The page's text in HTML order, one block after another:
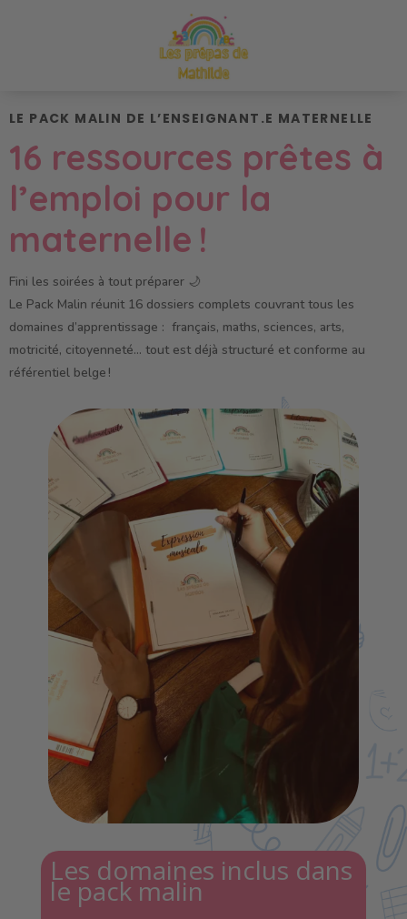
LE PACK MALIN DE L’ENSEIGNANT.E MATERNELLE
16 ressources prêtes à
l’emploi pour la
maternelle !
Fini les soirées à tout préparer 🌙
Le Pack Malin réunit 16 dossiers complets couvrant tous les
domaines d’apprentissage : français, maths, sciences, arts,
motricité, citoyenneté… tout est déjà structuré et conforme au
référentiel belge !
Les domaines inclus dans
le pack malin